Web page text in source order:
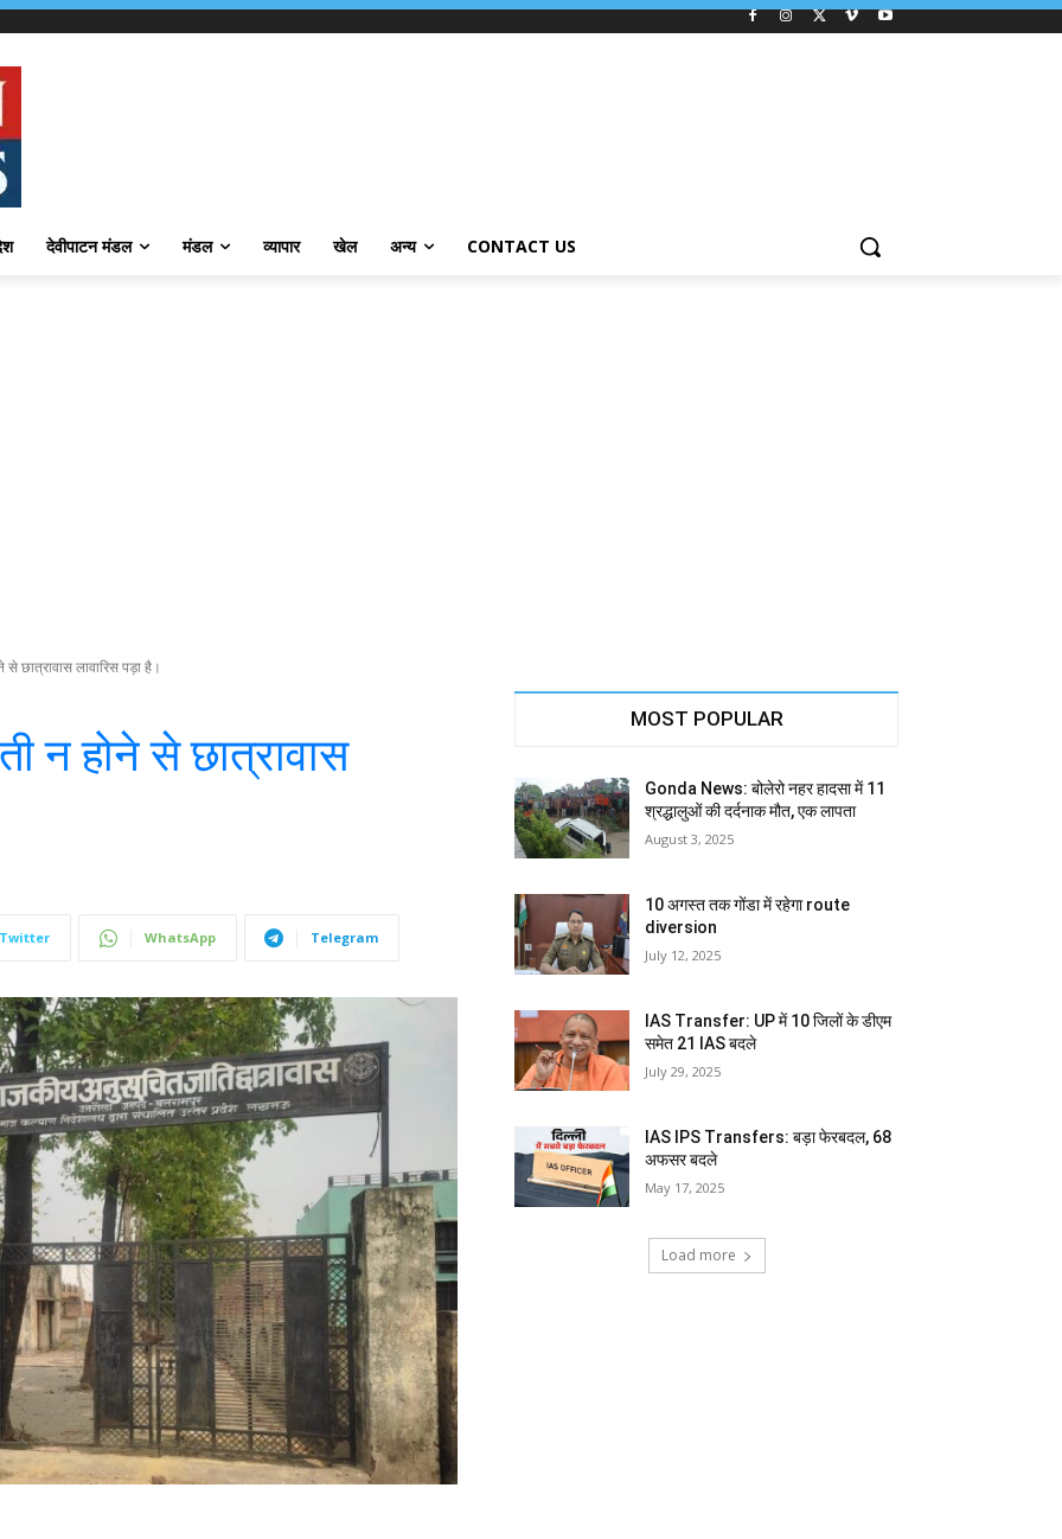
देवीपाटन मंडल मंडल व्यापार खेल अन्य CONTACT US
छात्रावास लावारिस पड़ा है।
न होने से छात्रावास
Twitter WhatsApp Telegram
MOST POPULAR
Gonda News: बोलेरो नहर हादसा में 11
श्रद्धालुओं की दर्दनाक मौत, एक लापता
August 3, 2025
10 अगस्त तक गोंडा में रहेगा route
diversion
July 12, 2025
IAS Transfer: UP में 10 जिलों के डीएम
समेत 21 IAS बदले
July 29, 2025
IAS IPS Transfers: बड़ा फेरबदल, 68
अफसर बदले
May 17, 2025
Load more